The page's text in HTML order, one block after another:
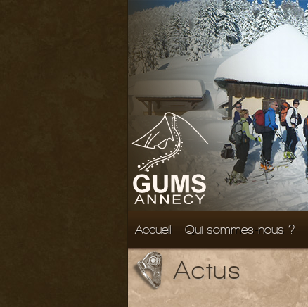
Accueil Qui sommes-nous ?
Actus